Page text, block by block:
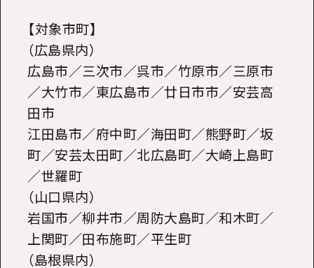
【対象市町】
（広島県内）
広島市／三次市／呉市／竹原市／三原市
／大竹市／東広島市／廿日市市／安芸高
田市
江田島市／府中町／海田町／熊野町／坂
町／安芸太田町／北広島町／大崎上島町
／世羅町
（山口県内）
岩国市／柳井市／周防大島町／和木町／
上関町／田布施町／平生町
（島根県内）